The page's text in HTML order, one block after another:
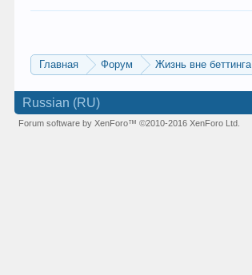
Главная Форум Жизнь вне беттинга
Russian (RU)
Forum software by XenForo™©2010-2016 XenForo Ltd.